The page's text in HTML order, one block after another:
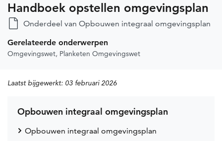
Handboek opstellen omgevingsplan
Onderdeel van Opbouwen integraal omgevingsplan
Gerelateerde onderwerpen
Omgevingswet Planketen Omgevingswet
Laatst bijgewerkt: 03 februari 2026
Opbouwen integraal omgevingsplan
Opbouwen integraal omgevingsplan